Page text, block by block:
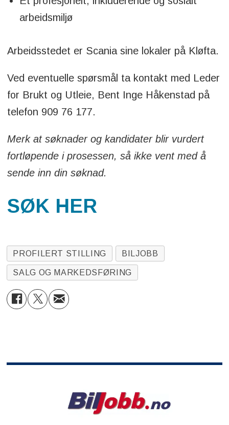
arbeidsmiljø
Arbeidsstedet er Scania sine lokaler på Kløfta.
Ved eventuelle spørsmål ta kontakt med Leder
for Brukt og Utleie, Bent Inge Håkenstad på
telefon 909 76 177.
Merk at søknader og kandidater blir vurdert
fortløpende i prosessen, så ikke vent med å
sende inn din søknad.
SØK HER
PROFILERT STILLING BILJOBB
SALG OG MARKEDSFØRING